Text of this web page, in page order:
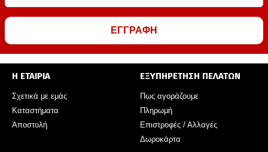
ΕΓΓΡΑΦΗ
Η ΕΤΑΙΡΙΑ
Σχετικά με εμάς
Καταστήματα
Αποστολή
ΕΞΥΠΗΡΕΤΗΣΗ ΠΕΛΑΤΩΝ
Πως αγοράζουμε
Πληρωμή
Επιστροφές / Αλλαγές
Δωροκάρτα